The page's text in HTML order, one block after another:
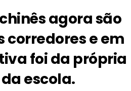
agora são
corredores e em
foi da própria
escola.